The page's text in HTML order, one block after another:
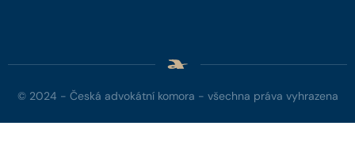
© 2024 - Česká advokátní komora - všechna práva vyhrazena